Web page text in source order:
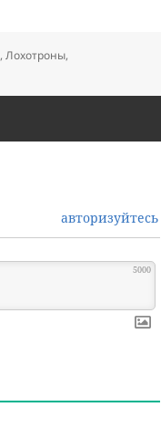
,Лохотроны,
авторизуйтесь
5000